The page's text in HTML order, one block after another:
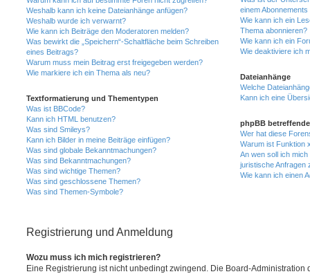
Weshalb kann ich keine Dateianhänge anfügen?
Weshalb wurde ich verwarnt?
Wie kann ich Beiträge den Moderatoren melden?
Was bewirkt die „Speichern“-Schaltfläche beim Schreiben
eines Beitrags?
Warum muss mein Beitrag erst freigegeben werden?
Wie markiere ich ein Thema als neu?
Textformatierung und Thementypen
Was ist BBCode?
Kann ich HTML benutzen?
Was sind Smileys?
Kann ich Bilder in meine Beiträge einfügen?
Was sind globale Bekanntmachungen?
Was sind Bekanntmachungen?
Was sind wichtige Themen?
Was sind geschlossene Themen?
Was sind Themen-Symbole?
einem
Wie kann ich ein
Thema abonnieren?
Wie kann ich ein
Wie deaktiviere ich
Dateianhänge
Welche
Kann ich eine
phpBB
Wer hat diese
Warum ist Funktion
An wen soll ich
juristische Anfragen
Wie kann ich einen
Registrierung und Anmeldung
Wozu muss ich mich registrieren?
Eine Registrierung ist nicht unbedingt zwingend. Die Board-Administration